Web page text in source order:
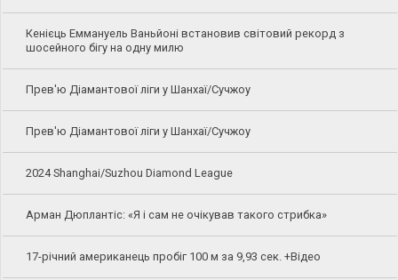
Кенієць Еммануель Ваньйоні встановив світовий рекорд з
шосейного бігу на одну милю
Прев'ю Діамантової ліги у Шанхаї/Сучжоу
Прев'ю Діамантової ліги у Шанхаї/Сучжоу
2024 Shanghai/Suzhou Diamond League
Арман Дюплантіс: «Я і сам не очікував такого стрибка»
17-річний американець пробіг 100 м за 9,93 сек. +Відео